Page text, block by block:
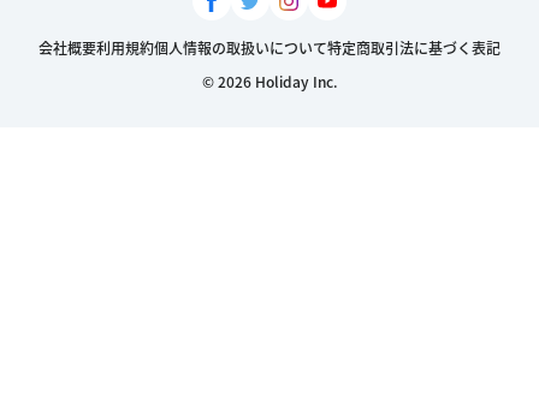
会社概要利用規約個人情報の取扱いについて特定商取引法に基づく表記
© 2026 Holiday Inc.